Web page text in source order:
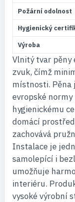
Požární odolnost
Hygienický
Výroba
Vlnitý tvar
zvuk, čímž
místnosti. Pěna
evropské
hygienickému
domácí
zachovává
Instalace je
samolepící i
umožňuje
interiéru.
vysoké výrobní